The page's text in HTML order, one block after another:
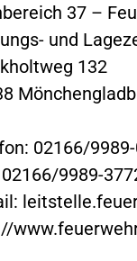
37 –
und
132
02166/
9989-